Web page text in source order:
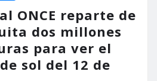
ONCE reparte de
dos millones
para ver el
sol del 12 de